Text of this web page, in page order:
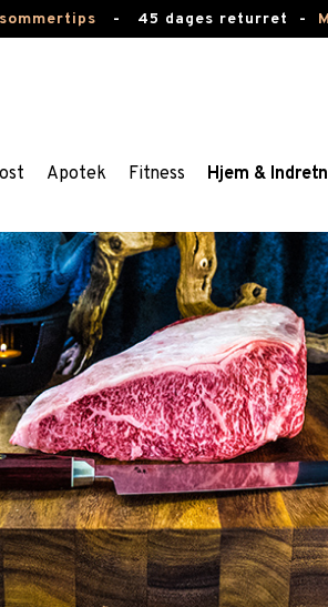
- 45 dages returret -
Apotek Fitness Hjem &